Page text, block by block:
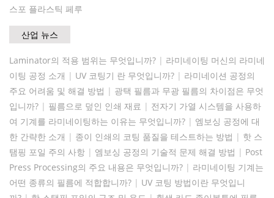
스포 플라스틱 페루
산업 뉴스
Laminator의 적용 범위는 무엇입니까? | 라미네이팅 머신의 라미네
이팅 공정 소개 | UV 코팅기 란 무엇입니까? | 라미네이션 공정의
주요 어려움 및 해결 방법 | 광택 필름과 무광 필름의 차이점은 무엇
입니까? | 필름으로 덮인 인쇄 재료 | 전자기 가열 시스템을 사용하
여 기계를 라미네이팅하는 이유는 무엇입니까? | 엠보싱 공정에 대
한 간략한 소개 | 종이 인쇄의 코팅 품질을 테스트하는 방법 | 핫 스
탬핑 포일 주의 사항 | 엠보싱 공정의 기술적 문제 해결 방법 | Post
Press Processing의 주요 내용은 무엇입니까? | 라미네이팅 기계는
어떤 종류의 필름에 적합합니까? | UV 코팅 방법이란 무엇입니